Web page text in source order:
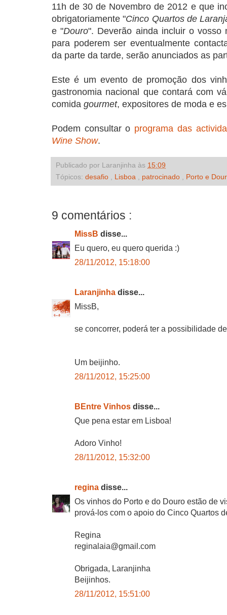
11h de 30 de Novembro de 2012 e que
obrigatoriamente "Cinco Quartos de
e "Douro". Deverão ainda incluir o vosso
para poderem ser eventualmente
da parte da tarde, serão anunciados as
Este é um evento de promoção dos
gastronomia nacional que contará com
comida gourmet, expositores de moda e
Podem consultar o programa das
Wine Show.
Publicado por Laranjinha às 15:09
Tópicos: desafio Lisboa patrocinado Porto e
9 comentários :
MissB disse...
Eu quero, eu quero querida :)
28/11/2012, 15:18:00
Laranjinha disse...
MissB,
se concorrer, poderá ter a possibilidade
Um beijinho.
28/11/2012, 15:25:00
BEntre Vinhos disse...
Que pena estar em Lisboa!
Adoro Vinho!
28/11/2012, 15:32:00
regina disse...
Os vinhos do Porto e do Douro estão de
prová-los com o apoio do Cinco Quartos
Regina
reginalaia@gmail.com
Obrigada, Laranjinha
Beijinhos.
28/11/2012, 15:51:00